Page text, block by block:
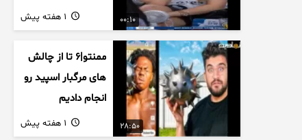
00:10
28:50
ممنتو|۶ تا از چالش
های مرگبار اسپید رو
انجام دادیم